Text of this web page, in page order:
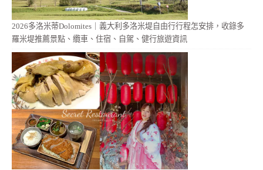
2026多洛米蒂Dolomites｜義大利多洛米堤自由行行程怎安排，收錄多
羅米堤推薦景點、纜車、住宿、自駕、健行旅遊資訊